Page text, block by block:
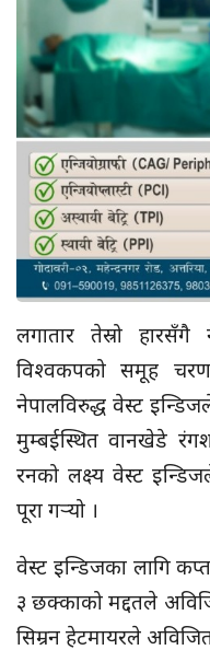
लगातार तेस्रो
विश्वकपको समूह
नेपालविरुद्ध वेस्ट
मुम्बईस्थित वानखेडे
रनको लक्ष्य वेस्ट
पूरा गर्‍‍‌यो ।
वेस्ट इन्डिजका लागि
३ छक्काको मद्दतले
सिम्रन हेटमायरले